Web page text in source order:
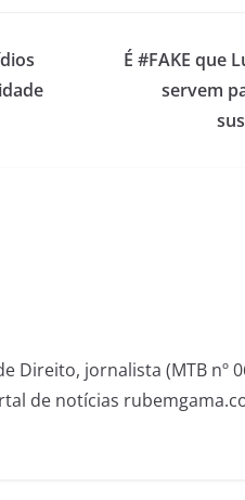
É #FAKE que
servem
Direito, jornalista (MTB nº
de notícias